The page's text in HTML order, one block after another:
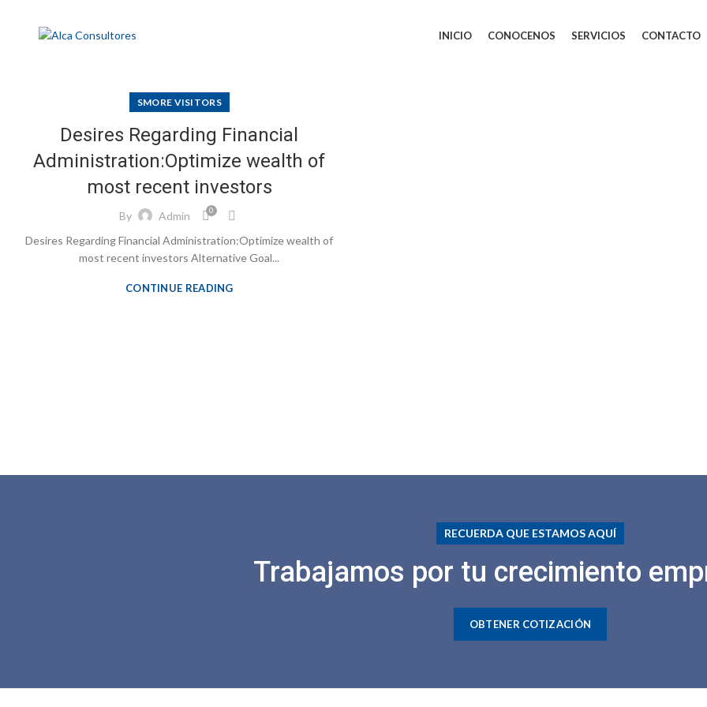
INICIO CONOCENOS SERVICIOS CONTACTO
SMORE VISITORS
Desires Regarding Financial
Administration:Optimize wealth of
most recent investors
By Admin 0
Desires Regarding Financial Administration:Optimize wealth of
most recent investors Alternative Goal...
CONTINUE READING
RECUERDA QUE ESTAMOS AQUÍ
Trabajamos por tu crecimiento
OBTENER COTIZACIÓN